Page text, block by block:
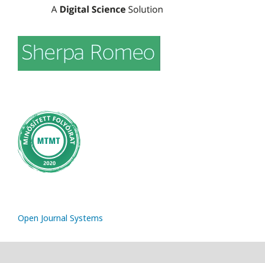
Open Journal Systems